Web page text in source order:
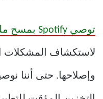
توصي Spotify بمسح ملفات ذاكرة التخزين
لاستكشاف المشكلات
وإصلاحها. حتى أننا